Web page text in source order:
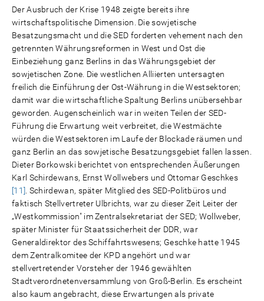
Der Ausbruch der Krise 1948 zeigte bereits ihre
wirtschaftspolitische Dimension. Die sowjetische
Besatzungsmacht und die SED forderten vehement nach den
getrennten Währungsreformen in West und Ost die
Einbeziehung ganz Berlins in das Währungsgebiet der
sowjetischen Zone. Die westlichen Alliierten untersagten
freilich die Einführung der Ost-Währung in die Westsektoren;
damit war die wirtschaftliche Spaltung Berlins unübersehbar
geworden. Augenscheinlich war in weiten Teilen der SED-
Führung die Erwartung weit verbreitet, die Westmächte
würden die Westsektoren im Laufe der Blockade räumen und
ganz Berlin an das sowjetische Besatzungsgebiet fallen lassen.
Dieter Borkowski berichtet von entsprechenden Äußerungen
Karl Schirdewans, Ernst Wollwebers und Ottomar Geschkes
[11] . Schirdewan, später Mitglied des SED-Politbüros und
faktisch Stellvertreter Ulbrichts, war zu dieser Zeit Leiter der
„Westkommission" im Zentralsekretariat der SED; Wollweber,
später Minister für Staatssicherheit der DDR, war
Generaldirektor des Schiffahrtswesens; Geschke hatte 1945
dem Zentralkomitee der KPD angehört und war
stellvertretender Vorsteher der 1946 gewählten
Stadtverordnetenversammlung von Groß-Berlin. Es erscheint
also kaum angebracht, diese Erwartungen als private